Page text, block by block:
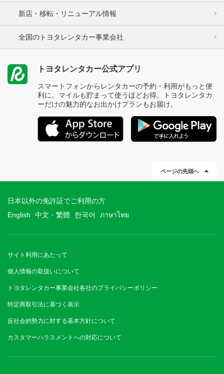
新店・移転・リニューアル情報
全国のトヨタレンタカー事業会社
トヨタレンタカー公式アプリ
スマートフォンからレンタカーの予約・利用がもっと便
利に。マイルも貯まって使うほどお得。トヨタレンタカ
ーだけの魅力的なお出かけプランもお届け。
ページの先頭へ
日本以外の免許証でご利用の方
English
中文・繁體 한국어 ภาษาไทย
サイト利用にあたって
個人情報の取扱いについて
トヨタレンタカー事業会社各社のプライバシーポリシー
特定商取引法に基づく表示
反社会的勢力に対する基本方針について
カスタマーハラスメントへの対応について